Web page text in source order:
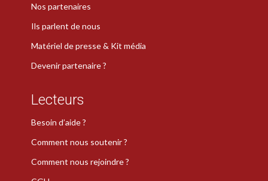
Nos partenaires
Ils parlent de nous
Matériel de presse & Kit média
Devenir partenaire ?
Lecteurs
Besoin d’aide ?
Comment nous soutenir ?
Comment nous rejoindre ?